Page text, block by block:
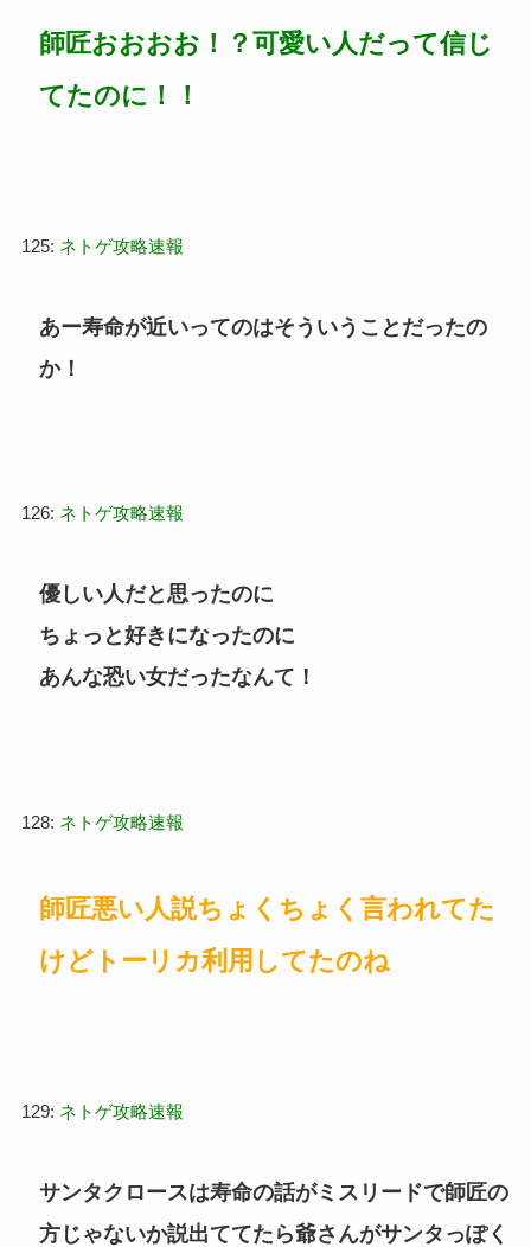
師匠おおおお！？可愛い人だって信じ
てたのに！！
125: ネトゲ攻略速報
あー寿命が近いってのはそういうことだったの
か！
126: ネトゲ攻略速報
優しい人だと思ったのに
ちょっと好きになったのに
あんな恐い女だったなんて！
128: ネトゲ攻略速報
師匠悪い人説ちょくちょく言われてた
けどトーリカ利用してたのね
129: ネトゲ攻略速報
サンタクロースは寿命の話がミスリードで師匠の
方じゃないか説出ててたら爺さんがサンタっぽく